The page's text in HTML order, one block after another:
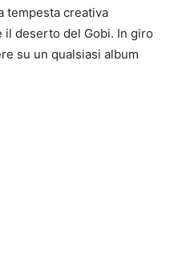
tempesta creativa
il deserto del Gobi. In giro
su un qualsiasi album